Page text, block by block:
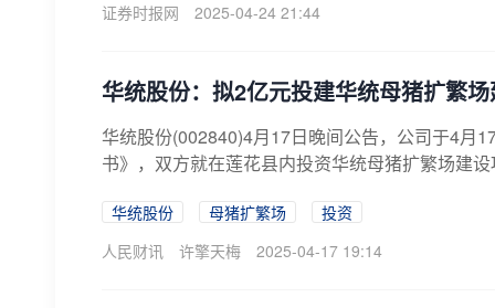
证券时报网
2025-04-24 21:44
华统股份：拟2亿元投建华统母猪扩繁
华统股份(002840)4月17日晚间公告，公司于4月
书》，双方就在莲花县内投资华统母猪扩繁场建
华统股份 母猪扩繁场
投资
人民财讯
许擎天梅 2025-04-17 19:14